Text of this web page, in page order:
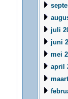
juli
juni
mei
april